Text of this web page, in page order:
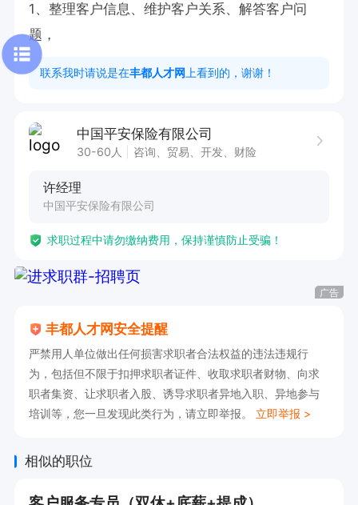
1、整理客户信息、维护客户关系、解答客户问
题，
联系我时请说是在丰都人才网 上看到的，谢谢！
中国平安保险有限公司
30-60人 咨询、贸易、开发、财险
许经理
中国平安保险有限公司
求职过程中请勿缴纳费用，保持谨慎防止受骗！
广告
丰都人才网安全提醒
严禁用人单位做出任何损害求职者合法权益的违法违规行
为，包括但不限于扣押求职者证件、收取求职者财物、向求
职者集资、让求职者入股、诱导求职者异地入职、异地参与
培训等，您一旦发现此类行为，请立即举报。 立即举报 >
相似的职位